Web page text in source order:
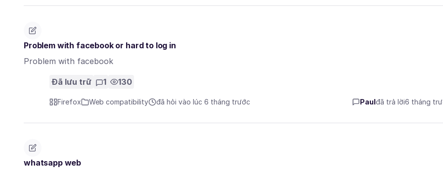
Problem with facebook or hard to log in
Problem with facebook
Đã lưu trữ 1 130
Firefox Web compatibility đã hỏi vào lúc 6 tháng trước Paulđã trả lời6 tháng
whatsapp web